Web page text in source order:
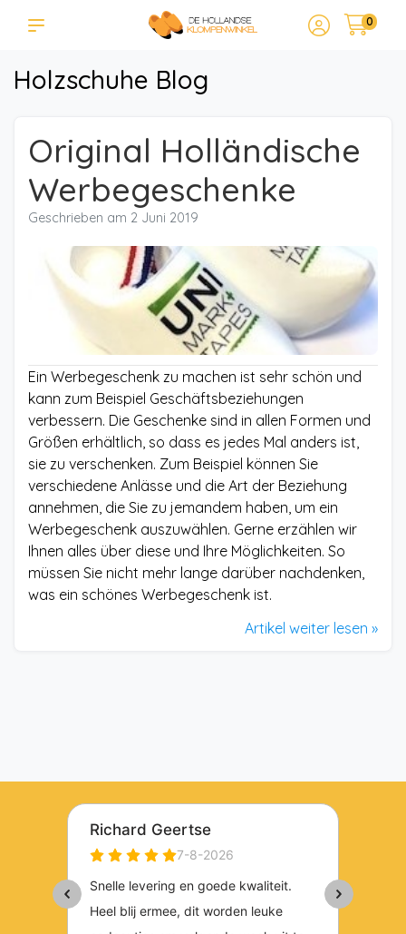
0
Holzschuhe Blog
Original Holländische
Werbegeschenke
Geschrieben am 2 Juni 2019
Ein Werbegeschenk zu machen ist sehr schön und
kann zum Beispiel Geschäftsbeziehungen
verbessern. Die Geschenke sind in allen Formen und
Größen erhältlich, so dass es jedes Mal anders ist,
sie zu verschenken. Zum Beispiel können Sie
verschiedene Anlässe und die Art der Beziehung
annehmen, die Sie zu jemandem haben, um ein
Werbegeschenk auszuwählen. Gerne erzählen wir
Ihnen alles über diese und Ihre Möglichkeiten. So
müssen Sie nicht mehr lange darüber nachdenken,
was ein schönes Werbegeschenk ist.
Artikel weiter lesen »